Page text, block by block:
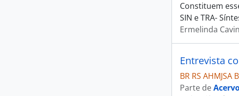
Constituem
SIN e TRA-
Ermelinda
Entrevista
BR RS AHMJSA
Parte de